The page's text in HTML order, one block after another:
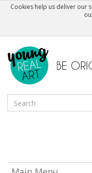
Cookies help us deliver our